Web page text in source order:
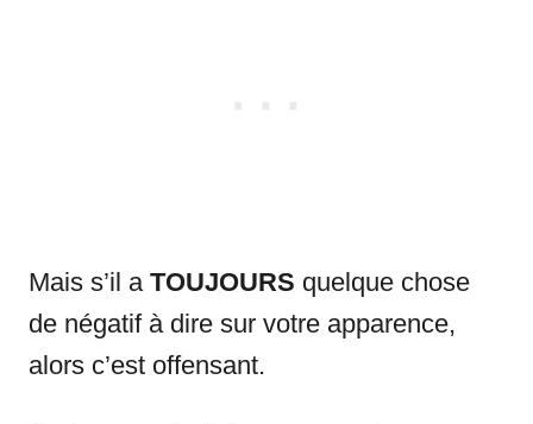
Mais s’il a TOUJOURS quelque chose
de négatif à dire sur votre apparence,
alors c’est offensant.